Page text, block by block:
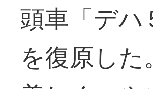
頭車「デハ
を復原し